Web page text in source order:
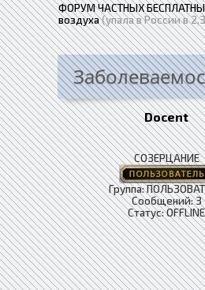
ФОРУМ ЧАСТНЫХ
воздуха(упала в России в
Docent
СОЗЕРЦАНИЕ
Группа:
Сообщений:3
Статус:OFFLINE